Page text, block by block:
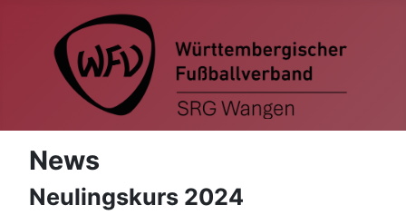
News
Neulingskurs 2024